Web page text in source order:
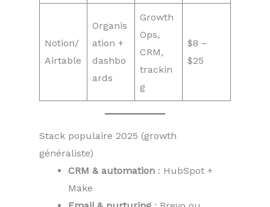
Notion/
Airtable
Organis
ation +
dashbo
ards
Growth
Ops,
CRM,
trackin
g
$8 –
$25
Stack populaire 2025 (growth
généraliste)
CRM & automation : HubSpot +
Make